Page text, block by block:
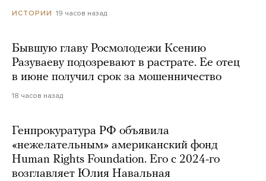
ИСТОРИИ 19 часов назад
Бывшую главу Росмолодежи Ксению
Разуваеву подозревают в растрате. Ее отец
в июне получил срок за мошенничество
18 часов назад
Генпрокуратура РФ объявила
«нежелательным» американский фонд
Human Rights Foundation. Его с 2024-го
возглавляет Юлия Навальная